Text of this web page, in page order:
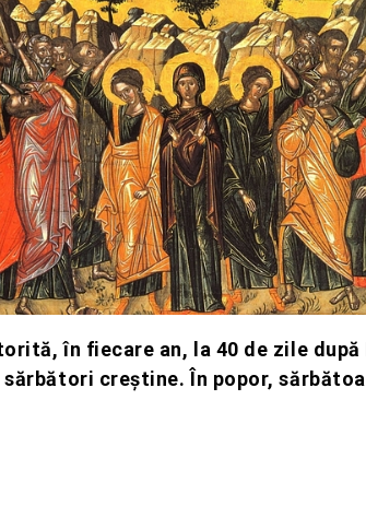
în fiecare an, la 40 de zile
creștine. În popor,